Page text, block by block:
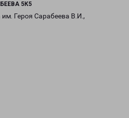
5К5
Героя Сарабеева В.И.,